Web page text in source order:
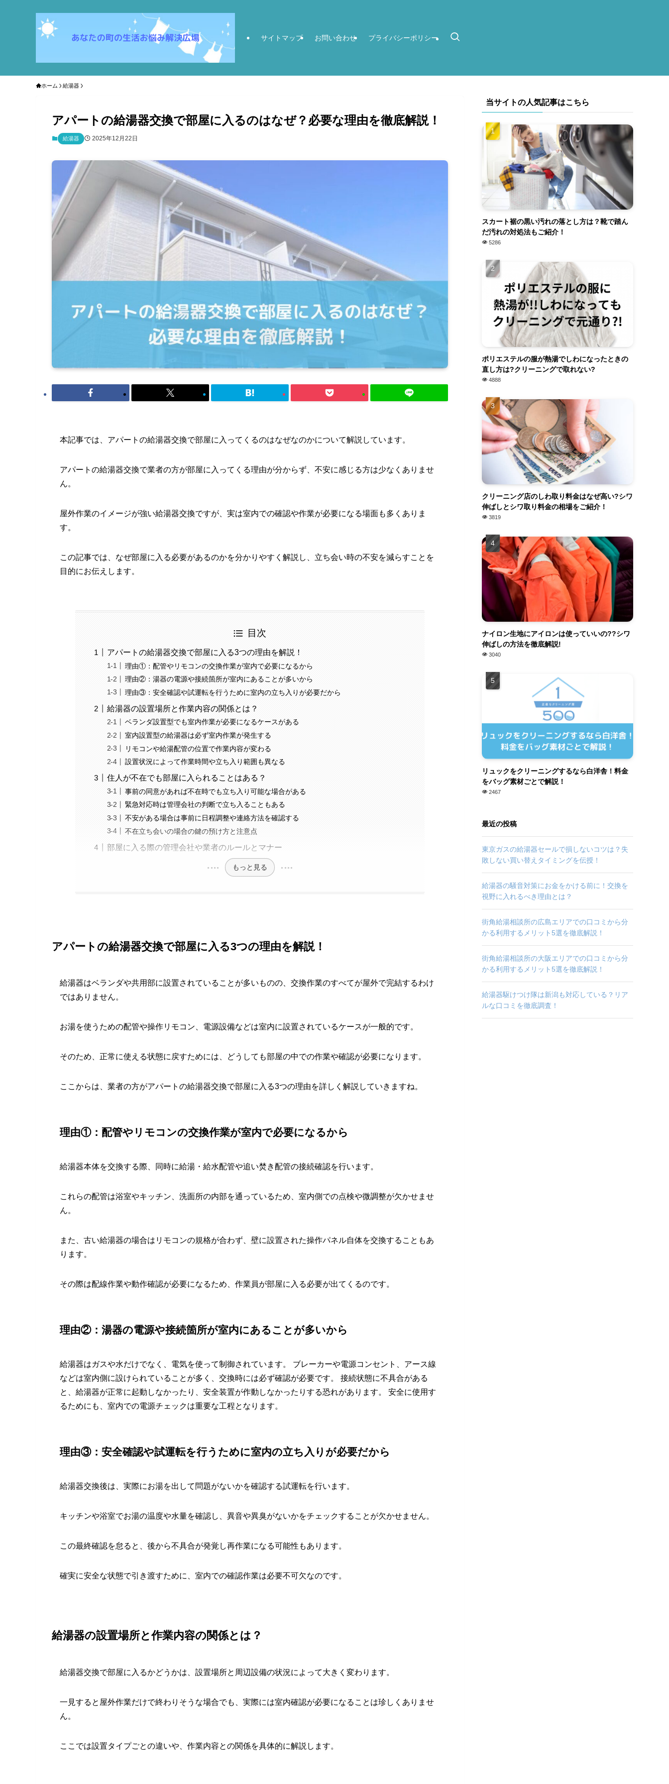
サイトマップ お問い合わせ プライバシーポリシー
ホーム 給湯器
アパートの給湯器交換で部屋に入るのはなぜ？必要な理由を徹底解説！
給湯器 2025年12月22日
本記事では、アパートの給湯器交換で部屋に入ってくるのはなぜなのかについて解説しています。
アパートの給湯器交換で業者の方が部屋に入ってくる理由が分からず、不安に感じる方は少なくありませ
ん。
屋外作業のイメージが強い給湯器交換ですが、実は室内での確認や作業が必要になる場面も多くありま
す。
この記事では、なぜ部屋に入る必要があるのかを分かりやすく解説し、立ち会い時の不安を減らすことを
目的にお伝えします。
目次
アパートの給湯器交換で部屋に入る3つの理由を解説！
理由①：配管やリモコンの交換作業が室内で必要になるから
理由②：湯器の電源や接続箇所が室内にあることが多いから
理由③：安全確認や試運転を行うために室内の立ち入りが必要だから
給湯器の設置場所と作業内容の関係とは？
ベランダ設置型でも室内作業が必要になるケースがある
室内設置型の給湯器は必ず室内作業が発生する
リモコンや給湯配管の位置で作業内容が変わる
設置状況によって作業時間や立ち入り範囲も異なる
住人が不在でも部屋に入られることはある？
事前の同意があれば不在時でも立ち入り可能な場合がある
緊急対応時は管理会社の判断で立ち入ることもある
不安がある場合は事前に日程調整や連絡方法を確認する
不在立ち会いの場合の鍵の預け方と注意点
部屋に入る際の管理会社や業者のルールとマナー
もっと見る
アパートの給湯器交換で部屋に入る3つの理由を解説！
給湯器はベランダや共用部に設置されていることが多いものの、交換作業のすべてが屋外で完結するわけ
ではありません。
お湯を使うための配管や操作リモコン、電源設備などは室内に設置されているケースが一般的です。
そのため、正常に使える状態に戻すためには、どうしても部屋の中での作業や確認が必要になります。
ここからは、業者の方がアパートの給湯器交換で部屋に入る3つの理由を詳しく解説していきますね。
理由①：配管やリモコンの交換作業が室内で必要になるから
給湯器本体を交換する際、同時に給湯・給水配管や追い焚き配管の接続確認を行います。
これらの配管は浴室やキッチン、洗面所の内部を通っているため、室内側での点検や微調整が欠かせませ
ん。
また、古い給湯器の場合はリモコンの規格が合わず、壁に設置された操作パネル自体を交換することもあ
ります。
その際は配線作業や動作確認が必要になるため、作業員が部屋に入る必要が出てくるのです。
理由②：湯器の電源や接続箇所が室内にあることが多いから
給湯器はガスや水だけでなく、電気を使って制御されています。 ブレーカーや電源コンセント、アース線
などは室内側に設けられていることが多く、交換時には必ず確認が必要です。 接続状態に不具合がある
と、給湯器が正常に起動しなかったり、安全装置が作動しなかったりする恐れがあります。 安全に使用す
るためにも、室内での電源チェックは重要な工程となります。
理由③：安全確認や試運転を行うために室内の立ち入りが必要だから
給湯器交換後は、実際にお湯を出して問題がないかを確認する試運転を行います。
キッチンや浴室でお湯の温度や水量を確認し、異音や異臭がないかをチェックすることが欠かせません。
この最終確認を怠ると、後から不具合が発覚し再作業になる可能性もあります。
確実に安全な状態で引き渡すために、室内での確認作業は必要不可欠なのです。
給湯器の設置場所と作業内容の関係とは？
給湯器交換で部屋に入るかどうかは、設置場所と周辺設備の状況によって大きく変わります。
一見すると屋外作業だけで終わりそうな場合でも、実際には室内確認が必要になることは珍しくありませ
ん。
ここでは設置タイプごとの違いや、作業内容との関係を具体的に解説します。
当サイトの人気記事はこちら
スカート裾の黒い汚れの落とし方は？靴で踏ん
だ汚れの対処法もご紹介！
5286
ポリエステルの服が熱湯でしわになったときの
直し方は?クリーニングで取れない?
4888
クリーニング店のしわ取り料金はなぜ高い?シワ
伸ばしとシワ取り料金の相場をご紹介！
3819
ナイロン生地にアイロンは使っていいの??シワ
伸ばしの方法を徹底解説!
3040
リュックをクリーニングするなら白洋舎！料金
をバッグ素材ごとで解説！
2467
最近の投稿
東京ガスの給湯器セールで損しないコツは？失
敗しない買い替えタイミングを伝授！
給湯器の騒音対策にお金をかける前に！交換を
視野に入れるべき理由とは？
街角給湯相談所の広島エリアでの口コミから分
かる利用するメリット5選を徹底解説！
街角給湯相談所の大阪エリアでの口コミから分
かる利用するメリット5選を徹底解説！
給湯器駆けつけ隊は新潟も対応している？リア
ルな口コミを徹底調査！